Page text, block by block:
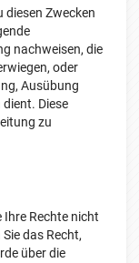
diesen Zwecken
nachweisen, die
oder
Ausübung
Diese
zu
Rechte nicht
das Recht,
über die